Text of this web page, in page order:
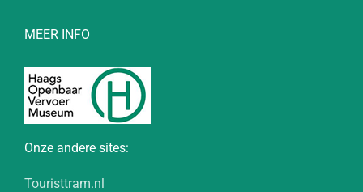
MEER INFO
Onze andere sites:
Touristtram.nl